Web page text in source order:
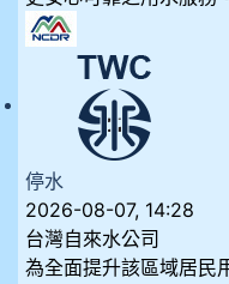
停水
2026-08-07, 14:28
台灣自來水公司
為全面提升該區域居民